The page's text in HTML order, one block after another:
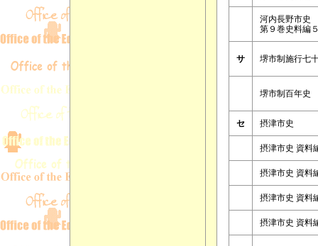
河内長野市史
第９巻史料編
サ 堺市制施行七
堺市制百年史
セ 摂津市史
摂津市史 資料
摂津市史 資料
摂津市史 資料
摂津市史 資料